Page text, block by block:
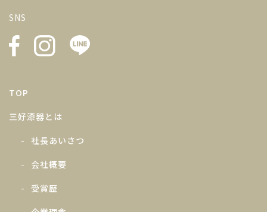
SNS
TOP
三好漆器とは
社長あいさつ
会社概要
受賞歴